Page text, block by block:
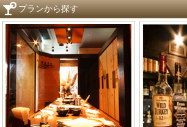
プランから探す